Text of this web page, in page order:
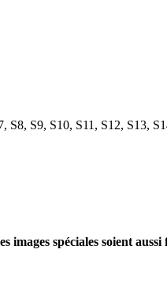
S8, S9, S10, S11, S12, S13,
spéciales soient